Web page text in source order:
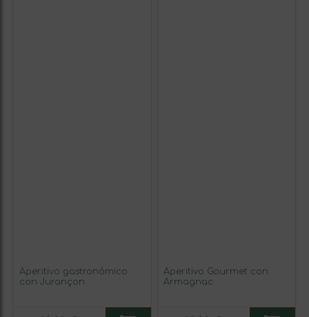
Aperitivo gastronómico
con Jurançon
Aperitivo Gourmet con
Armagnac